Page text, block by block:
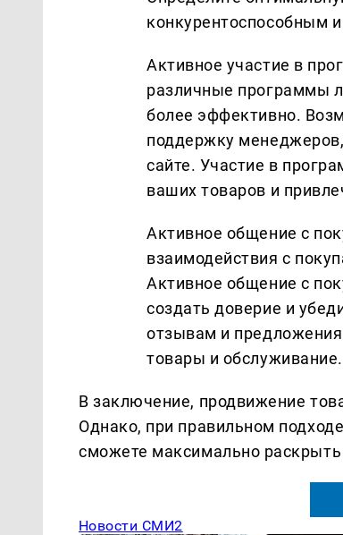
конкурентоспособным
Активное участие в
различные программы
более эффективно.
поддержку
сайте. Участие в
ваших товаров и
Активное общение с
взаимодействия с
Активное общение с
создать доверие и
отзывам и
товары и обслуживание.
В заключение, продвижение
Однако, при правильном
сможете максимально
Новости СМИ2